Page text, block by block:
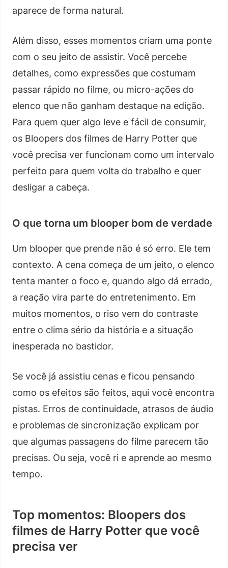
aparece de forma natural.
Além disso, esses momentos criam uma ponte
com o seu jeito de assistir. Você percebe
detalhes, como expressões que costumam
passar rápido no filme, ou micro-ações do
elenco que não ganham destaque na edição.
Para quem quer algo leve e fácil de consumir,
os Bloopers dos filmes de Harry Potter que
você precisa ver funcionam como um intervalo
perfeito para quem volta do trabalho e quer
desligar a cabeça.
O que torna um blooper bom de verdade
Um blooper que prende não é só erro. Ele tem
contexto. A cena começa de um jeito, o elenco
tenta manter o foco e, quando algo dá errado,
a reação vira parte do entretenimento. Em
muitos momentos, o riso vem do contraste
entre o clima sério da história e a situação
inesperada no bastidor.
Se você já assistiu cenas e ficou pensando
como os efeitos são feitos, aqui você encontra
pistas. Erros de continuidade, atrasos de áudio
e problemas de sincronização explicam por
que algumas passagens do filme parecem tão
precisas. Ou seja, você ri e aprende ao mesmo
tempo.
Top momentos: Bloopers dos
filmes de Harry Potter que você
precisa ver